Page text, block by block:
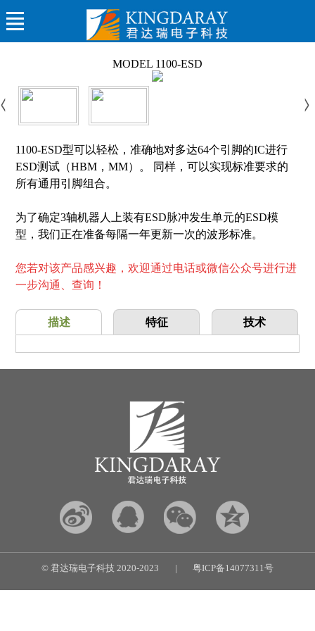
MODEL 1100-ESD
1100-ESD型可以轻松，准确地对多达64个引脚的IC进行
ESD测试（HBM，MM）。 同样，可以实现标准要求的
所有通用引脚组合。
为了确定3轴机器人上装有ESD脉冲发生单元的ESD模
型，我们正在准备每隔一年更新一次的波形标准。
您若对该产品感兴趣，欢迎通过电话或微信公众号进行进
一步沟通、查询！
描述 特征 技术
© 君达瑞电子科技 2020-2023 | 粤ICP备14077311号